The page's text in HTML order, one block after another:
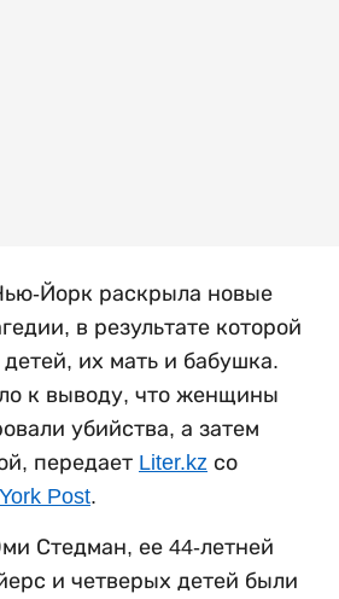
Йорк раскрыла новые
в результате которой
их мать и бабушка.
к выводу, что женщины
убийства, а затем
передает Liter.kz со
Post.
Стедман, ее 44-летней
и четверых детей были